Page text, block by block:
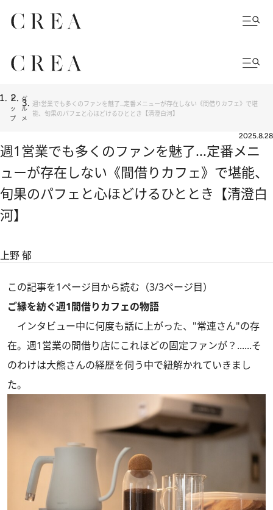
ト
ッ
プ
グ
ル
メ
週1営業でも多くのファンを魅了...定番メニューが存在しない《間借りカフェ》で堪
能、旬果のパフェと心ほどけるひととき【清澄白河】
2025.8.28
週1営業でも多くのファンを魅了...定番メニ
ューが存在しない《間借りカフェ》で堪能、
旬果のパフェと心ほどけるひととき【清澄白
河】
上野 郁
この記事を1ページ目から読む（3/3ページ目）
ご縁を紡ぐ週1間借りカフェの物語
インタビュー中に何度も話に上がった、"常連さん"の存
在。週1営業の間借り店にこれほどの固定ファンが？......そ
のわけは大熊さんの経歴を伺う中で紐解かれていきまし
た。